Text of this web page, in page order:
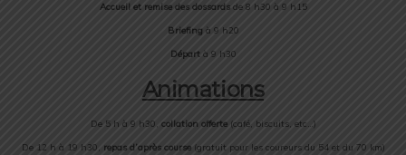
Accueil et remise des dossardsde 8 h30 à 9 h15
Briefingà 9 h20
Départà 9 h30
Animations
De 5 h à 9 h30, collation offerte(café, biscuits, etc…)
De 12 h à 19 h30, repas d’après course(gratuit pour les coureurs du 54 et du 70 km)